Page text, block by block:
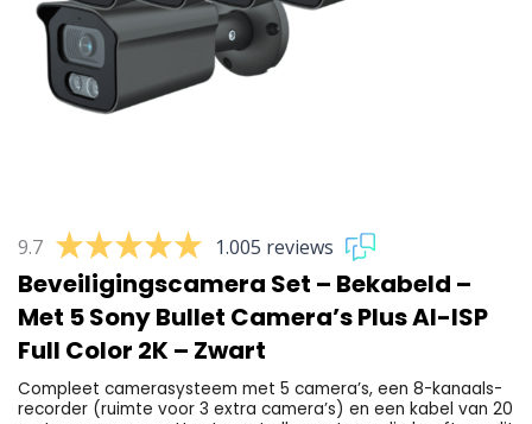
9.7 1.005 reviews
Beveiligingscamera Set – Bekabeld –
Met 5 Sony Bullet Camera’s Plus AI-ISP
Full Color 2K – Zwart
Compleet camerasysteem met 5 camera’s, een 8-kanaals-
recorder (ruimte voor 3 extra camera’s) en een kabel van 20